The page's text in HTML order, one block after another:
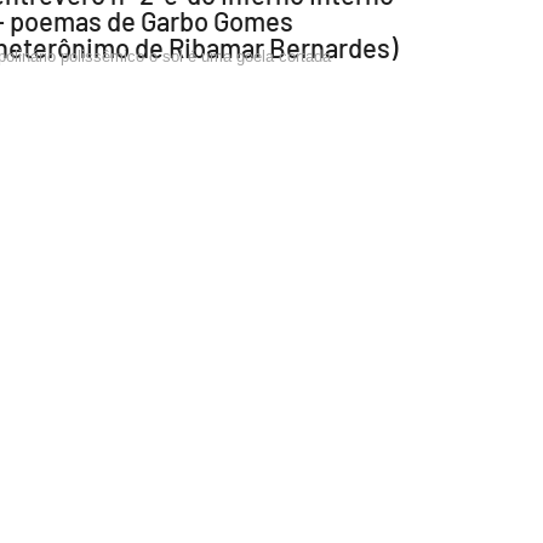
poemas de Garbo Gomes
de Ribamar Bernardes)
polissêmico o sol é uma goela cortada